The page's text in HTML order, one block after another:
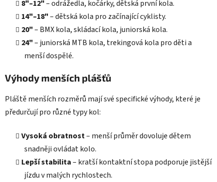
8"–12"– odrážedla, kočárky, dětská první kola.
14"–18"– dětská kola pro začínající cyklisty.
20"– BMX kola, skládací kola, juniorská kola.
24"– juniorská MTB kola, trekingová kola pro děti a
menší dospělé.
Výhody menších plášťů
Pláště menších rozměrů mají své specifické výhody, které je
předurčují pro různé typy kol:
Vysoká obratnost– menší průměr dovoluje dětem
snadněji ovládat kolo.
Lepší stabilita– kratší kontaktní stopa podporuje jistější
jízdu v malých rychlostech.